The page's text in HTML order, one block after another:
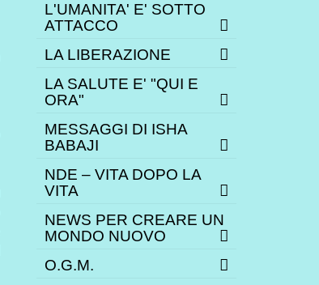
L'UMANITA' E' SOTTO
ATTACCO
LA LIBERAZIONE
LA SALUTE E' "QUI E
ORA"
MESSAGGI DI ISHA
BABAJI
NDE – VITA DOPO LA
VITA
NEWS PER CREARE UN
MONDO NUOVO
O.G.M.